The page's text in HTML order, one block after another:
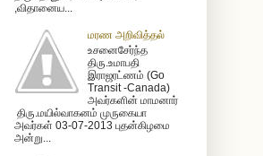
,விதானைய...
மரண அறிவித்தல்
உசனைசேர்ந்த
திரு.உமாபதி
இராஜரட்ணம் (Go
Transit -Canada)
அவர்களின் மாமனார்
திரு.மயில்வாகனம் முருகையா
அவர்கள் 03-07-2013 புதன்கிழமை
அன்று...